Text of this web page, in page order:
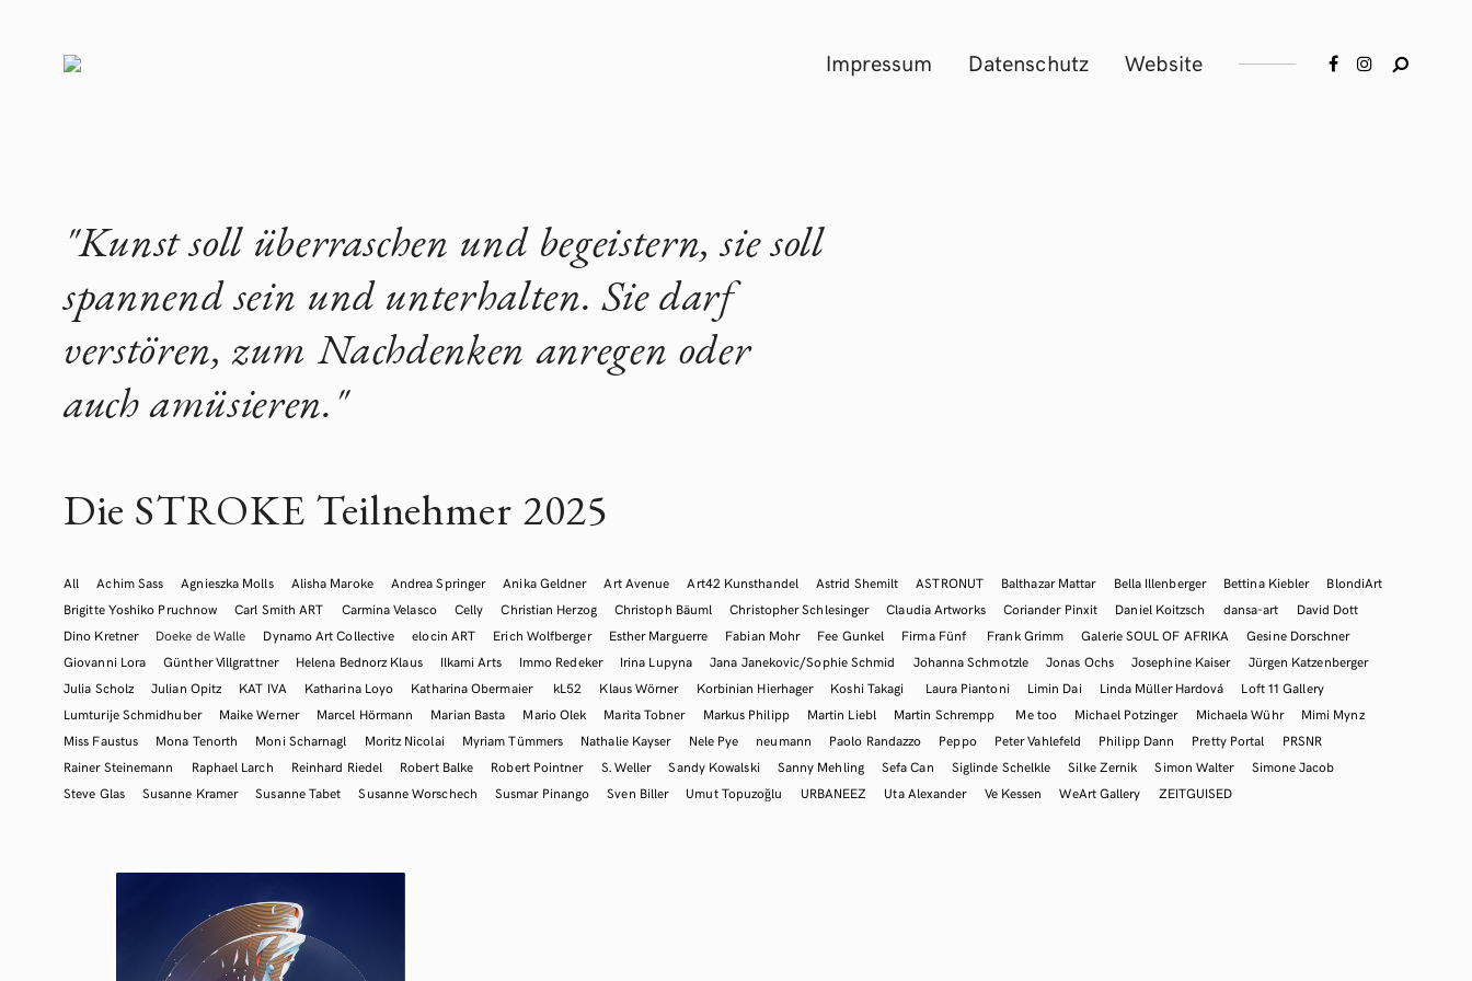
Impressum Datenschutz Website
"Kunst soll überraschen und begeistern, sie soll
spannend sein und unterhalten. Sie darf
verstören, zum Nachdenken anregen oder
auch amüsieren."
Die STROKE Teilnehmer 2025
All Achim Sass Agnieszka Molls Alisha Maroke Andrea Springer Anika Geldner Art Avenue Art42 Kunsthandel Astrid Shemilt ASTRONUT Balthazar Mattar Bella Illenberger Bettina Kiebler
BlondiArt
Brigitte Yoshiko Pruchnow
Carl Smith ART Carmina Velasco Celly Christian Herzog Christoph Bäuml Christopher Schlesinger Claudia Artworks Coriander Pinxit Daniel Koitzsch dansa-art
David Dott
Dino Kretner
Doeke de Walle Dynamo Art Collective elocin ART Erich Wolfberger Esther Marguerre Fabian Mohr Fee Gunkel Firma Fünf Frank Grimm Galerie SOUL OF AFRIKA
Gesine Dorschner
Giovanni Lora
Günther Villgrattner Helena Bednorz Klaus Ilkami Arts Immo Redeker Irina Lupyna Jana Janekovic/Sophie Schmid Johanna Schmotzle Jonas Ochs Josephine Kaiser
Jürgen Katzenberger
Julia Scholz
Julian Opitz KAT IVA Katharina Loyo Katharina Obermaier kL52 Klaus Wörner Korbinian Hierhager Koshi Takagi Laura Piantoni Limin Dai Linda Müller Hardová
Loft 11 Gallery
Lumturije Schmidhuber
Maike Werner Marcel Hörmann Marian Basta Mario Olek Marita Tobner Markus Philipp Martin Liebl Martin Schrempp Me too Michael Potzinger Michaela Wühr
Mimi Mynz
Miss Faustus
Mona Tenorth Moni Scharnagl Moritz Nicolai Myriam Tümmers Nathalie Kayser Nele Pye neumann Paolo Randazzo Peppo Peter Vahlefeld Philipp Dann Pretty Portal
PRSNR
Rainer Steinemann
Raphael Larch Reinhard Riedel Robert Balke Robert Pointner S. Weller Sandy Kowalski Sanny Mehling Sefa Can Siglinde Schelkle Silke Zernik Simon Walter
Simone Jacob
Steve Glas
Susanne Kramer Susanne Tabet Susanne Worschech Susmar Pinango Sven Biller Umut Topuzoğlu URBANEEZ Uta Alexander Ve Kessen WeArt Gallery ZEITGUISED